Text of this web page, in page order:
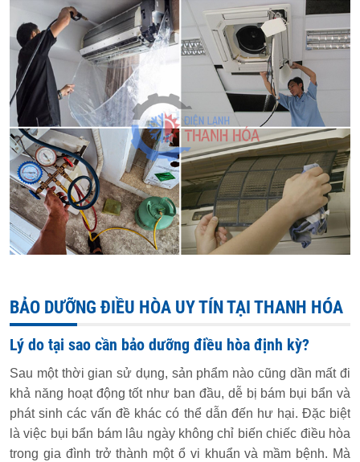
BẢO DƯỠNG ĐIỀU HÒA UY TÍN TẠI THANH HÓA
Lý do tại sao cần bảo dưỡng điều hòa định kỳ?
Sau một thời gian sử dụng, sản phẩm nào cũng dần mất đi
khả năng hoạt động tốt như ban đầu, dễ bị bám bụi bẩn và
phát sinh các vấn đề khác có thể dẫn đến hư hại. Đặc biệt
là việc bụi bẩn bám lâu ngày không chỉ biến chiếc điều hòa
trong gia đình trở thành một ổ vi khuẩn và mầm bệnh. Mà